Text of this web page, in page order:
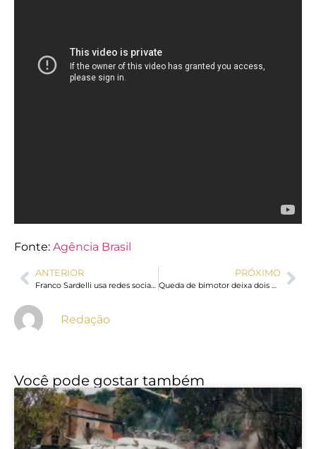
Fonte: Agência Brasil
ANTERIOR PRÓXIMO
Redação
Você pode gostar também